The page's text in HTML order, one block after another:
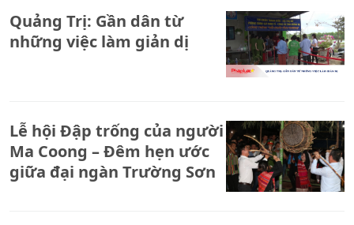
Quảng Trị: Gần dân từ
những việc làm giản dị
Lễ hội Đập trống của người
Ma Coong – Đêm hẹn ước
giữa đại ngàn Trường Sơn